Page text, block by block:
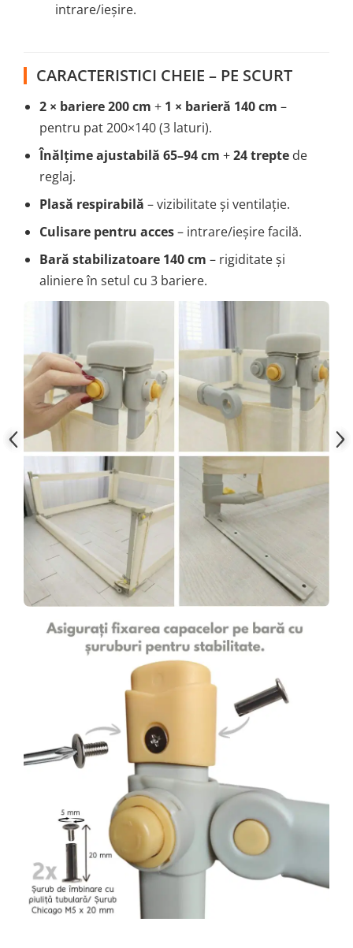
intrare/ieșire.
CARACTERISTICI CHEIE – PE SCURT
2 × bariere 200 cm + 1 × barieră 140 cm –
pentru pat 200×140 (3 laturi).
Înălțime ajustabilă 65–94 cm +24 trepte de
reglaj.
Plasă respirabilă – vizibilitate și ventilație.
Culisare pentru acces– intrare/ieșire facilă.
Bară stabilizatoare 140 cm – rigiditate și
aliniere în setul cu 3 bariere.